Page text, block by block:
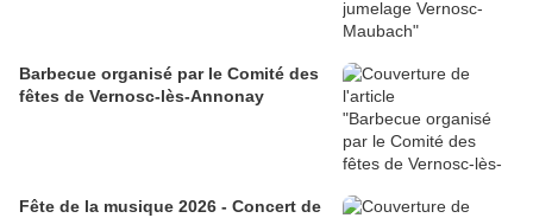
Barbecue organisé par le Comité des
fêtes de Vernosc-lès-Annonay
Fête de la musique 2026 - Concert de